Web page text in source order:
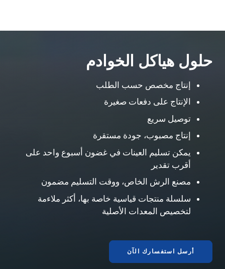
حلول هياكل الخوادم
إنتاج مخصص حسب الطلب
الإنتاج على دفعات صغيرة
توصيل سريع
إنتاج مصبوب، جودة مستقرة
يمكن تسليم العينات في غضون أسبوع واحد على
أقرب تقدير
مصنع الرش الخاص، ووقت التسليم مضمون
سلسلة منتجات قياسية خاصة بها، أكثر ملاءمة
لتخصيص المعدات الأصلية
أرسل استفسارك الآن